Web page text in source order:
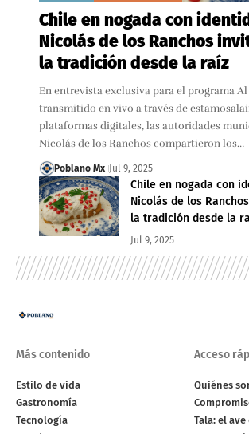
Chile en nogada con
Nicolás de los Ranchos
la tradición desde la raíz
En entrevista exclusiva para el programa
transmitido en vivo a través de
plataformas digitales, las autoridades
Nicolás de los Ranchos compartieron los…
Poblano Mx Jul 9, 2025
Chile en nogada con
Nicolás de los
la tradición desde la
Jul 9, 2025
Más contenido
Estilo de vida
Gastronomía
Tecnología
Acceso
Quiénes
Tala: el